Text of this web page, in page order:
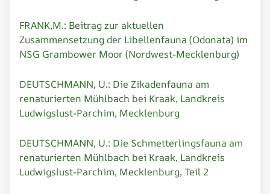
FRANK,M.: Beitrag zur aktuellen
Zusammensetzung der Libellenfauna (Odonata) im
NSG Grambower Moor (Nordwest-Mecklenburg)
DEUTSCHMANN, U.: Die Zikadenfauna am
renaturierten Mühlbach bei Kraak, Landkreis
Ludwigslust-Parchim, Mecklenburg
DEUTSCHMANN, U.: Die Schmetterlingsfauna am
renaturierten Mühlbach bei Kraak, Landkreis
Ludwigslust-Parchim, Mecklenburg, Teil 2